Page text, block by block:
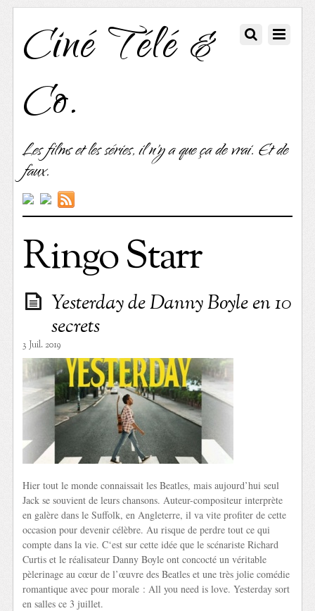
Ciné Télé &
Co.
Les films et les séries, il n'y a que ça de vrai. Et de
faux.
Ringo Starr
Yesterday de Danny Boyle en 10
secrets
3 Juil. 2019
Hier tout le monde connaissait les Beatles, mais aujourd’hui seul
Jack se souvient de leurs chansons. Auteur-compositeur interprète
en galère dans le Suffolk, en Angleterre, il va vite profiter de cette
occasion pour devenir célèbre. Au risque de perdre tout ce qui
compte dans la vie. C‘est sur cette idée que le scénariste Richard
Curtis et le réalisateur Danny Boyle ont concocté un véritable
pèlerinage au cœur de l’œuvre des Beatles et une très jolie comédie
romantique avec pour morale : All you need is love. Yesterday sort
en salles ce 3 juillet.